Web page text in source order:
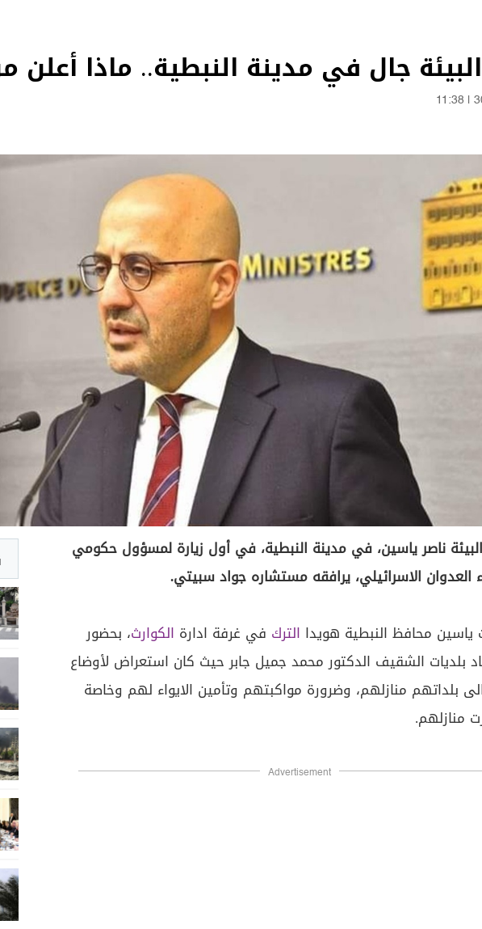
جال في مدينة النبطية.. ماذا
11:38
ناصر ياسين، في مدينة النبطية، في أول زيارة لمسؤول حكومي
العدوان الاسرائيلي، يرافقه مستشاره جواد سبيتي.
ياسين محافظ النبطية هويدا الترك في غرفة ادارة الكوارث، بحضور
بلديات الشقيف الدكتور محمد جميل جابر حيث كان استعراض لأوضاع
بلداتهم منازلهم، وضرورة مواكبتهم وتأمين الايواء لهم وخاصة
منازلهم.
Advertisement